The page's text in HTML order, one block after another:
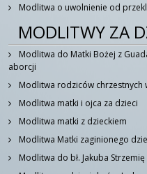
Modlitwa o uwolnienie od
MODLITWY ZA
Modlitwa do Matki Bożej z
aborcji
Modlitwa rodziców chrzestnych
Modlitwa matki i ojca za dzieci
Modlitwa matki z dzieckiem
Modlitwa Matki zaginionego
Modlitwa do bł. Jakuba